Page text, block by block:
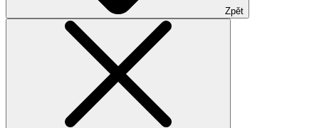
Zpět